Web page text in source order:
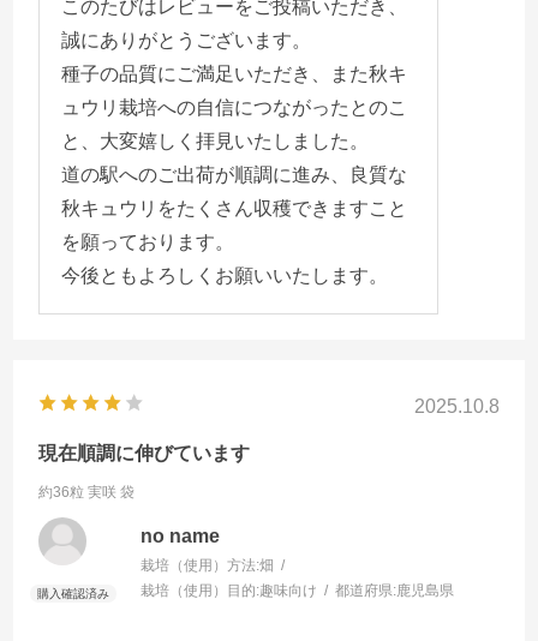
このたびはレビューをご投稿いただき、
誠にありがとうございます。
種子の品質にご満足いただき、また秋キ
ュウリ栽培への自信につながったとのこ
と、大変嬉しく拝見いたしました。
道の駅へのご出荷が順調に進み、良質な
秋キュウリをたくさん収穫できますこと
を願っております。
今後ともよろしくお願いいたします。
2025.10.8
現在順調に伸びています
約36粒 実咲 袋
no name
栽培（使用）方法:畑
栽培（使用）目的:趣味向け 都道府県:鹿児島県